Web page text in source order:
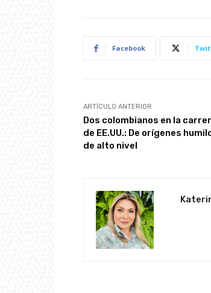
Facebook
ARTÍCULO ANTERIOR
Dos colombianos en la
de EE.UU.: De orígenes
de alto nivel